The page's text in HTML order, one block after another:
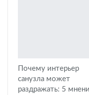
Почему интерьер
санузла может
раздражать: 5